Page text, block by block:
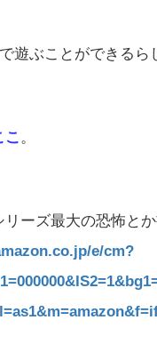
ぶことができるら
こ。
ーズ最大の恐怖と
e/cm?